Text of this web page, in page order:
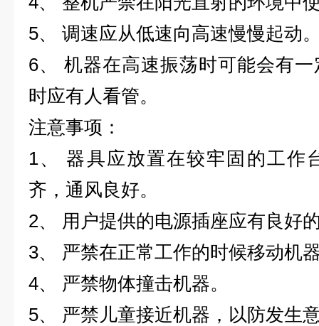
5、 调速应从低速向高速慢慢起动
6、 机器在高速振荡时可能会有
时应有人看管。
注意事项：
1、 器具应放置在较牢固的工作
齐，通风良好。
2、 用户提供的电源插座应有良好
3、 严禁在正常工作的时候移动机
4、 严禁物体撞击机器。
5、 严禁儿童接近机器，以防发生